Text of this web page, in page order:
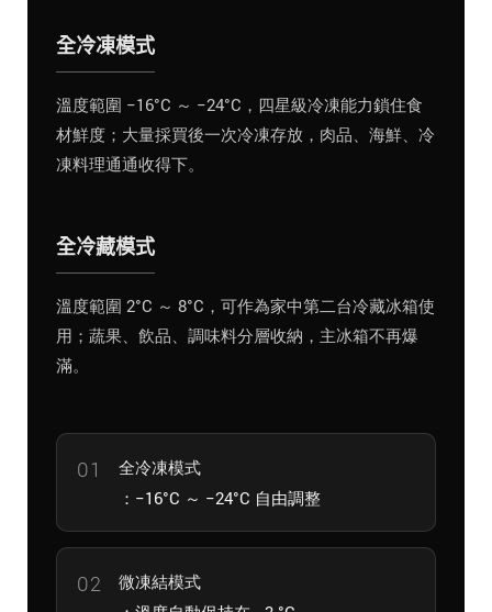
全冷凍模式
溫度範圍 −16°C ～ −24°C，四星級冷凍能力鎖住食
材鮮度；大量採買後一次冷凍存放，肉品、海鮮、冷
凍料理通通收得下。
全冷藏模式
溫度範圍 2°C ～ 8°C，可作為家中第二台冷藏冰箱使
用；蔬果、飲品、調味料分層收納，主冰箱不再爆
滿。
全冷凍模式
：−16°C ～ −24°C 自由調整
微凍結模式